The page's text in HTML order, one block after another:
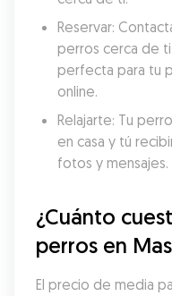
Reservar:
perros cerca de
perfecta para tu
online.
Relajarte: Tu
en casa y tú
fotos y mensajes.
¿Cuánto
perros en
El precio de media